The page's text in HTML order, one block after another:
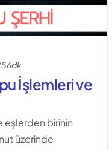
6dk
İşlemleri ve
eşlerden birinin
üzerinde